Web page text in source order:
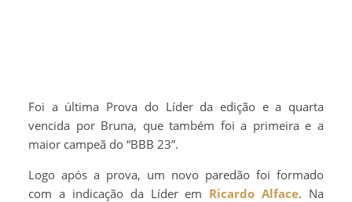
Foi a última Prova do Líder da edição e a quarta
vencida por Bruna, que também foi a primeira e a
maior campeã do “BBB 23”.
Logo após a prova, um novo paredão foi formado
com a indicação da Líder em Ricardo Alface. Na